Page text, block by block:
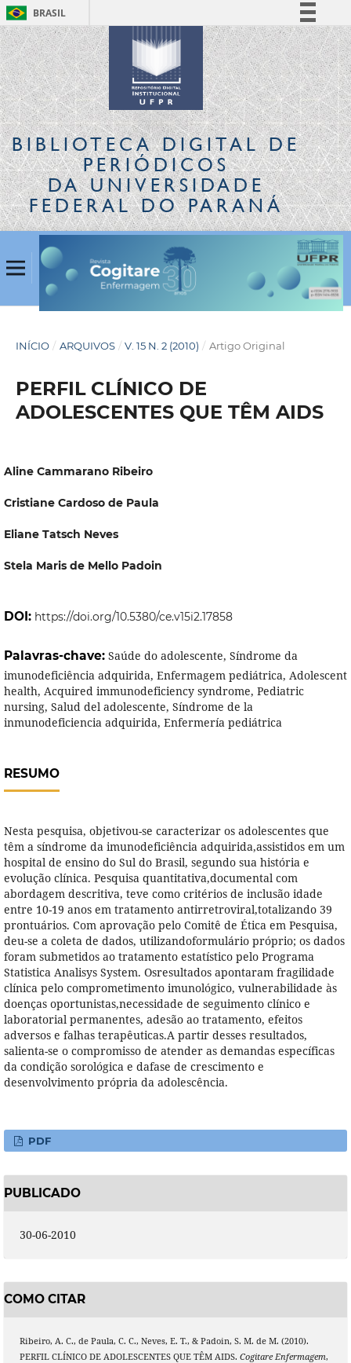
BRASIL
Simplifique!
Comunica BR
Participe
Acesso à informação
Legislação
Canais
BIBLIOTECA DIGITALDE
PERIÓDICOS
DA UNIVERSIDADE
FEDERAL DO PARANÁ
INÍCIO / ARQUIVOS / V. 15 N. 2 (2010) / Artigo Original
PERFIL CLÍNICO DE
ADOLESCENTES QUE TÊM AIDS
Aline Cammarano Ribeiro
Cristiane Cardoso de Paula
Eliane Tatsch Neves
Stela Maris de Mello Padoin
DOI: https://doi.org/10.5380/ce.v15i2.17858
Palavras-chave: Saúde do adolescente, Síndrome da
imunodeficiência adquirida, Enfermagem pediátrica, Adolescent
health, Acquired immunodeficiency syndrome, Pediatric
nursing, Salud del adolescente, Síndrome de la
inmunodeficiencia adquirida, Enfermería pediátrica
RESUMO
Nesta pesquisa, objetivou-se caracterizar os adolescentes que
têm a síndrome da imunodeficiência adquirida,assistidos em um
hospital de ensino do Sul do Brasil, segundo sua história e
evolução clínica. Pesquisa quantitativa,documental com
abordagem descritiva, teve como critérios de inclusão idade
entre 10-19 anos em tratamento antirretroviral,totalizando 39
prontuários. Com aprovação pelo Comitê de Ética em Pesquisa,
deu-se a coleta de dados, utilizandoformulário próprio; os dados
foram submetidos ao tratamento estatístico pelo Programa
Statistica Analisys System. Osresultados apontaram fragilidade
clínica pelo comprometimento imunológico, vulnerabilidade às
doenças oportunistas,necessidade de seguimento clínico e
laboratorial permanentes, adesão ao tratamento, efeitos
adversos e falhas terapêuticas.A partir desses resultados,
salienta-se o compromisso de atender as demandas específicas
da condição sorológica e dafase de crescimento e
desenvolvimento própria da adolescência.
PDF
PUBLICADO
30-06-2010
COMO CITAR
Ribeiro, A. C., de Paula, C. C., Neves, E. T., & Padoin, S. M. de M. (2010).
PERFIL CLÍNICO DE ADOLESCENTES QUE TÊM AIDS. Cogitare Enfermagem,